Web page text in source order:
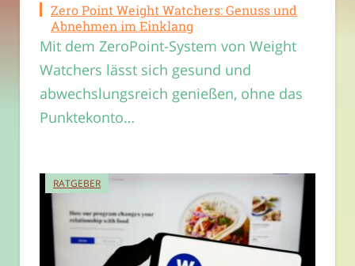
Zero Point Weight Watchers: Genuss und
Abnehmen im Einklang
Mit dem ZeroPoint-System von Weight
Watchers lässt sich gesund und
abwechslungsreich genießen, ohne das
Punktekonto…
RATGEBER